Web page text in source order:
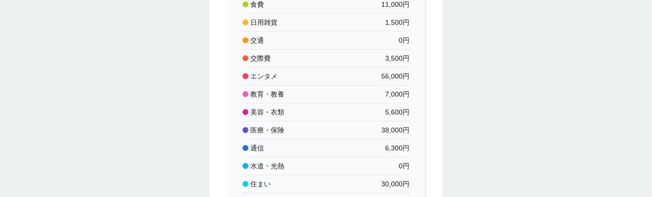
食費 11,000円
日用雑貨 1,500円
交通 0円
交際費 3,500円
エンタメ 56,000円
教育・教養 7,000円
美容・衣類 5,600円
医療・保険 38,000円
通信 6,300円
水道・光熱 0円
住まい 30,000円